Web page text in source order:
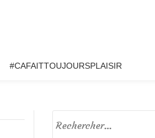
#CAFAITTOUJOURSPLAISIR